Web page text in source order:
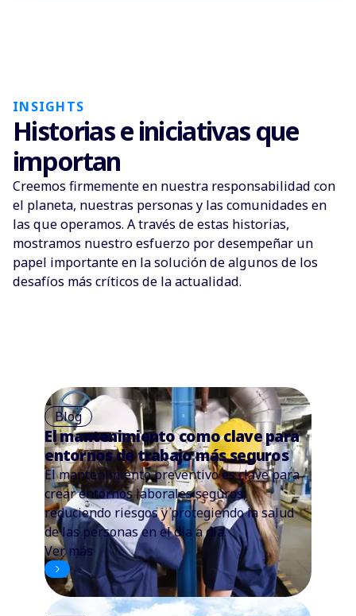
INSIGHTS
Historias e iniciativas que
importan
Creemos firmemente en nuestra responsabilidad con
el planeta, nuestras personas y las comunidades en
las que operamos. A través de estas historias,
mostramos nuestro esfuerzo por desempeñar un
papel importante en la solución de algunos de los
desafíos más críticos de la actualidad.
Blog
El mantenimiento como clave para
entornos de trabajo más seguros
El mantenimiento preventivo es clave para
crear entornos laborales seguros,
reduciendo riesgos y protegiendo la salud
de las personas en el día a día.
Ver más